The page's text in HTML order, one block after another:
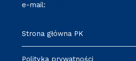
e-mail:
Strona główna PK
Polityka prywatności